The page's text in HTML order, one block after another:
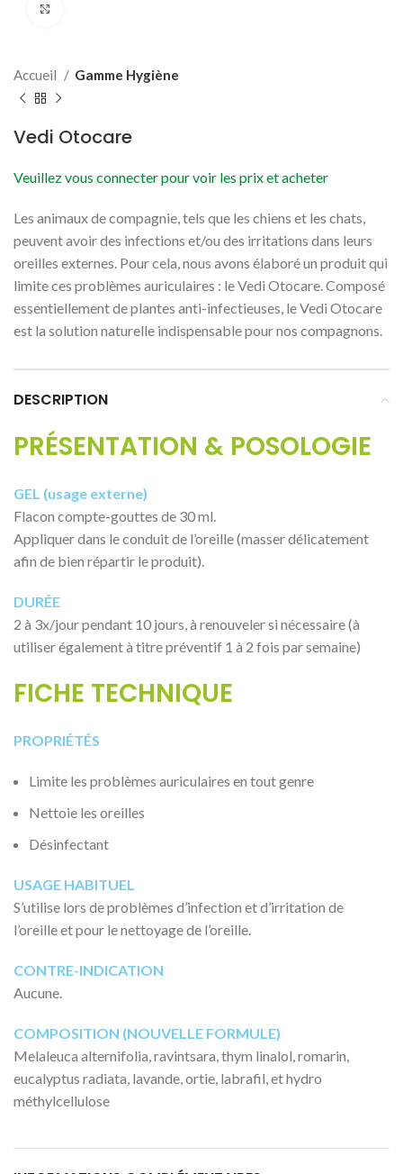
Accueil Gamme Hygiène
Vedi Otocare
Veuillez vous connecter pour voir les prix et acheter
Les animaux de compagnie, tels que les chiens et les chats,
peuvent avoir des infections et/ou des irritations dans leurs
oreilles externes. Pour cela, nous avons élaboré un produit qui
limite ces problèmes auriculaires : le Vedi Otocare. Composé
essentiellement de plantes anti-infectieuses, le Vedi Otocare
est la solution naturelle indispensable pour nos compagnons.
DESCRIPTION
PRÉSENTATION & POSOLOGIE
GEL (usage externe)
Flacon compte-gouttes de 30 ml.
Appliquer dans le conduit de l’oreille (masser délicatement
afin de bien répartir le produit).
DURÉE
2 à 3x/jour pendant 10 jours, à renouveler si nécessaire (à
utiliser également à titre préventif 1 à 2 fois par semaine)
FICHE TECHNIQUE
PROPRIÉTÉS
Limite les problèmes auriculaires en tout genre
Nettoie les oreilles
Désinfectant
USAGE HABITUEL
S’utilise lors de problèmes d’infection et d’irritation de
l’oreille et pour le nettoyage de l’oreille.
CONTRE-INDICATION
Aucune.
COMPOSITION (NOUVELLE FORMULE)
Melaleuca alternifolia, ravintsara, thym linalol, romarin,
eucalyptus radiata, lavande, ortie, labrafil, et hydro
méthylcellulose